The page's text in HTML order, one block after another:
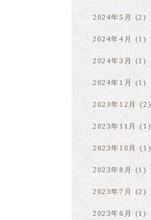
2024年5月 (2)
2024年4月 (1)
2024年3月 (1)
2024年1月 (1)
2023年12月 (2)
2023年11月 (1)
2023年10月 (1)
2023年8月 (1)
2023年7月 (2)
2023年6月 (1)